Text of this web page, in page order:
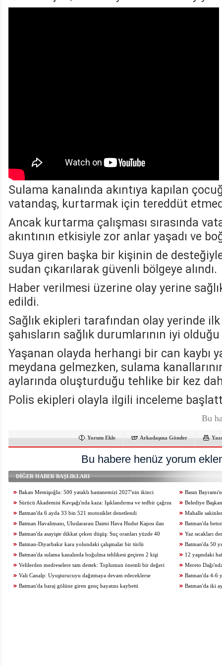
Sulama kanalında akıntıya kapılan
vatandaş, kurtarmak için tereddüt
Ancak kurtarma çalışması sırasında
akıntının etkisiyle zor anlar yaşadı ve
Suya giren başka bir kişinin de
sudan çıkarılarak güvenli bölgeye alındı.
Haber verilmesi üzerine olay yerine
edildi.
Sağlık ekipleri tarafından olay yerinde
şahısların sağlık durumlarının iyi
Yaşanan olayda herhangi bir can kaybı
meydana gelmezken, sulama
aylarında oluşturduğu tehlike bir kez
Polis ekipleri olayla ilgili inceleme
Bu
Yorum Ekle Arkadaşına Gönder
Bu habere henüz yorum
DİĞER HABER BAŞLIKLARI
Bakan Memişoğlu: 500 yataklı hastanemizi 2027'nin ikinci
yarısında hizmete açacağız
Basın
Sürücü Akademisi Kavşağı'nda kaza: Işıklandırma ve tedbir çağrısı
Belediye
anlattı
Batman'da 6 ayda 33 bin 521 motosiklet denetlendi
Mahalle
Batman Havalimanı, Uluslararası Daimi Hava Hudut Kapısı ilan
edildi
Batman'da
Batman'da asayişte dikkat çeken düşüş: Suç oranları yüzde 40
geriledi
Yaz sıcakları
Batman-Diyarbakır kara yolundaki çalışmalar bir türlü
tamamlanamıyor
Batman'da 50
Batman'da sulama kanalında boğulma tehlikesi geçiren 2 kişi
kurtarıldı
12 yaşındaki
Velilerden medreselere tam destek: Toplumun önemli bir değeri
Mereto
görüntülendi
Vali Canalp: Uyuşturucuyu dağıtmaya devam edeceklerse
gidecekleri yer hapishane olacaktır
Batman'da 4-6
Batman'da baraj gölüne giren genç hayatını kaybetti
Batman'da iki